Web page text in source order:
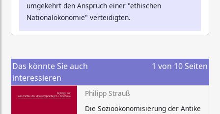
umgekehrt den Anspruch einer "ethischen
Nationalökonomie" verteidigten.
Das könnte Sie auch
interessieren
1 von 10 Seiten
Philipp Strauß
Die Sozioökonomisierung der Antike